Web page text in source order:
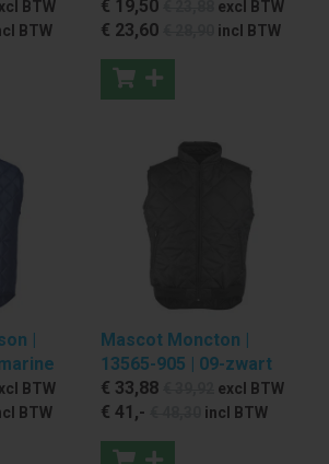
BTW
BTW
€ 19,50 excl BTW
€ 23,60 incl BTW
|
BTW
BTW
Mascot Moncton |
13565-905 | 09-zwart
€ 33,88 excl BTW
€ 41 ,- incl BTW